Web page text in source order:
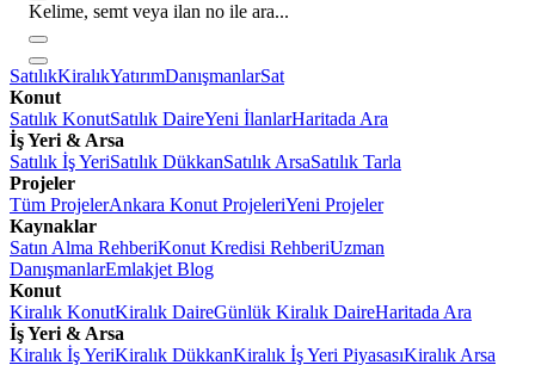
Kelime, semt veya ilan no ile ara...
SatılıkKiralıkYatırımDanışmanlarSat
Konut
Satılık KonutSatılık DaireYeni İlanlarHaritada Ara
İş Yeri & Arsa
Satılık İş YeriSatılık DükkanSatılık ArsaSatılık Tarla
Projeler
Tüm ProjelerAnkara Konut ProjeleriYeni Projeler
Kaynaklar
Satın Alma RehberiKonut Kredisi RehberiUzman
DanışmanlarEmlakjet Blog
Konut
Kiralık KonutKiralık DaireGünlük Kiralık DaireHaritada Ara
İş Yeri & Arsa
Kiralık İş YeriKiralık DükkanKiralık İş Yeri PiyasasıKiralık Arsa